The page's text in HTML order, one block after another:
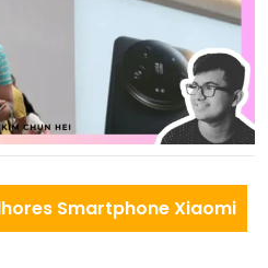
Smartphone Xiaomi